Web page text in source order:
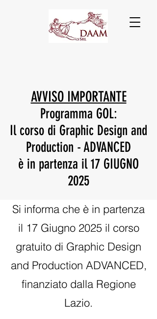
AVVISO IMPORTANTE
Programma GOL:
Il corso di Graphic Design and
Production - ADVANCED
è in partenza il 17 GIUGNO
2025
Si informa che è in partenza
il 17 Giugno 2025 il corso
gratuito di Graphic Design
and Production ADVANCED,
finanziato dalla Regione
Lazio.